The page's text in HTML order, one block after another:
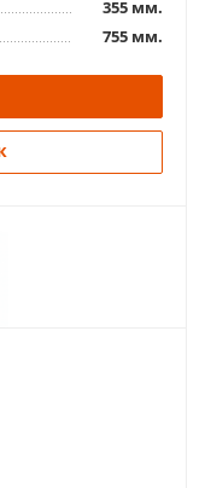
355 мм.
755 мм.
15